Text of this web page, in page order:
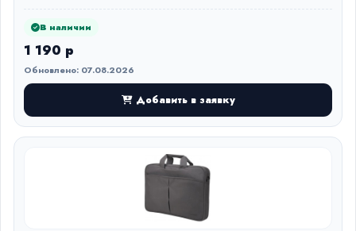
В наличии
1 190 р
Обновлено: 07.08.2026
Добавить в заявку